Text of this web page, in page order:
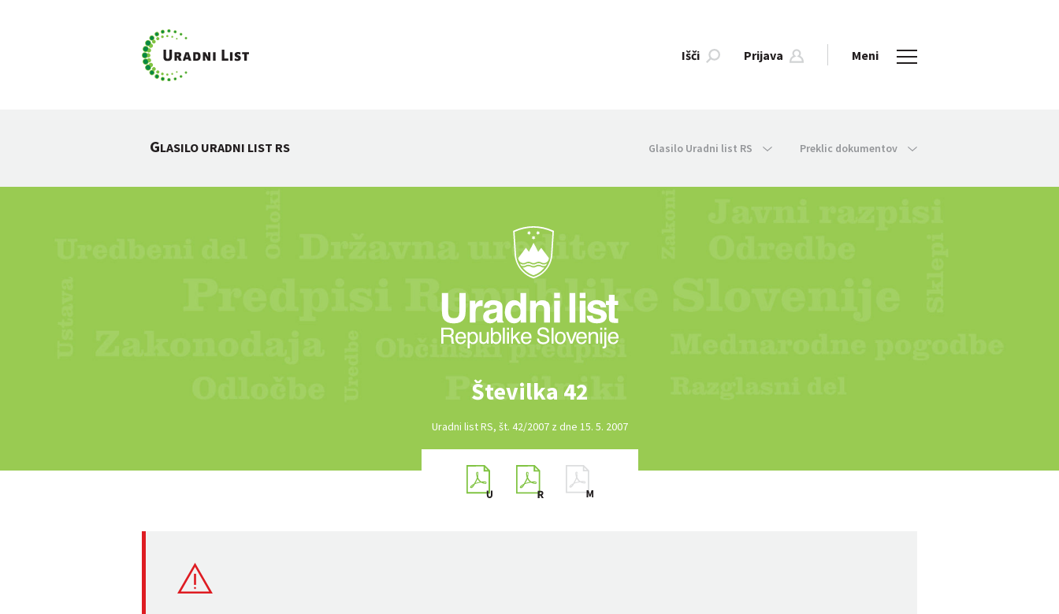
Išči Prijava Meni
GLASILO URADNI LIST RS Glasilo Uradni list RS Preklic dokumentov
Številka 42
Uradni list RS, št. 42/2007 z dne 15. 5. 2007